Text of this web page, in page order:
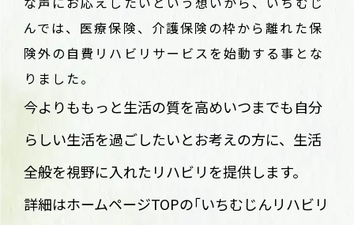
んでは、医療保険、介護保険の枠から離れた保
険外の自費リハビリサービスを始動する事とな
りました。
今よりももっと生活の質を高めいつまでも自分
らしい生活を過ごしたいとお考えの方に、生活
全般を視野に入れたリハビリを提供します。
詳細はホームページTOPの｢いちむじんリハビリ